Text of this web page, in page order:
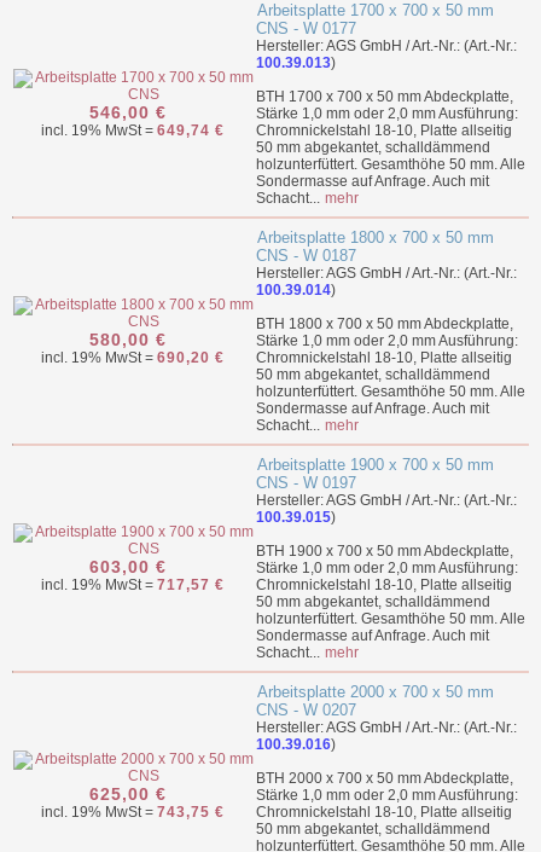
546,00 €
incl. 19% MwSt = 649,74 €
Arbeitsplatte 1700 x 700 x 50 mm
CNS - W 0177
Hersteller: AGS GmbH / Art.-Nr.: (Art.-Nr.:
100.39.013)
BTH 1700 x 700 x 50 mm Abdeckplatte,
Stärke 1,0 mm oder 2,0 mm Ausführung:
Chromnickelstahl 18-10, Platte allseitig
50 mm abgekantet, schalldämmend
holzunterfüttert. Gesamthöhe 50 mm. Alle
Sondermasse auf Anfrage. Auch mit
Schacht... mehr
580,00 €
incl. 19% MwSt = 690,20 €
Arbeitsplatte 1800 x 700 x 50 mm
CNS - W 0187
Hersteller: AGS GmbH / Art.-Nr.: (Art.-Nr.:
100.39.014)
BTH 1800 x 700 x 50 mm Abdeckplatte,
Stärke 1,0 mm oder 2,0 mm Ausführung:
Chromnickelstahl 18-10, Platte allseitig
50 mm abgekantet, schalldämmend
holzunterfüttert. Gesamthöhe 50 mm. Alle
Sondermasse auf Anfrage. Auch mit
Schacht... mehr
603,00 €
incl. 19% MwSt = 717,57 €
Arbeitsplatte 1900 x 700 x 50 mm
CNS - W 0197
Hersteller: AGS GmbH / Art.-Nr.: (Art.-Nr.:
100.39.015)
BTH 1900 x 700 x 50 mm Abdeckplatte,
Stärke 1,0 mm oder 2,0 mm Ausführung:
Chromnickelstahl 18-10, Platte allseitig
50 mm abgekantet, schalldämmend
holzunterfüttert. Gesamthöhe 50 mm. Alle
Sondermasse auf Anfrage. Auch mit
Schacht... mehr
625,00 €
incl. 19% MwSt = 743,75 €
Arbeitsplatte 2000 x 700 x 50 mm
CNS - W 0207
Hersteller: AGS GmbH / Art.-Nr.: (Art.-Nr.:
100.39.016)
BTH 2000 x 700 x 50 mm Abdeckplatte,
Stärke 1,0 mm oder 2,0 mm Ausführung:
Chromnickelstahl 18-10, Platte allseitig
50 mm abgekantet, schalldämmend
holzunterfüttert. Gesamthöhe 50 mm. Alle